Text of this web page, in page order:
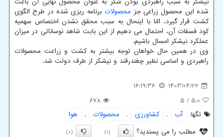
شده این محصول زراعی جز محصولات برنامه ریزی شده در طرح الگوی
کشت قرار گیرد، امّا با اینحال به سبب محقق نشدن اختصاص سهمیه
کود فسفات آن، احتمال می دهیم از این بابت شاهد نوساناتی در میزان
عملکرد نیشکر امسال باشیم.
وی در همین حال خواهان توجه بیشتر به کشت و زراعت محصولات
راهبردی و اساسی نظیر چغندرقند و نیشکر از طرف دولت شد.
1403/04/22
16:19:36
5.0
/ 5
678
تگها:
آب , كشاورزی , محصولات ,
هوا
مطلب را می پسندید؟
(1)
(0)